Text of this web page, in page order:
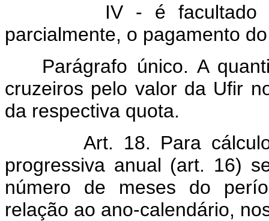
IV - é facultado ao
parcialmente, o pagamento
Parágrafo único. A
cruzeiros pelo valor da Ufir
da respectiva quota.
Art. 18. Para
progressiva anual (art. 16)
número de meses do
relação ao ano-calendário,